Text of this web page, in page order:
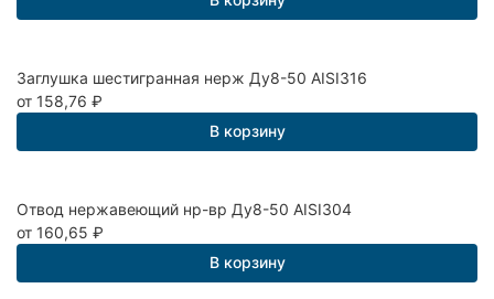
Заглушка шестигранная нерж Ду8-50 AISI316
от 158,76 ₽
В корзину
Отвод нержавеющий нр-вр Ду8-50 AISI304
от 160,65 ₽
В корзину